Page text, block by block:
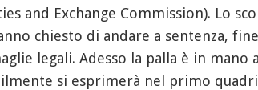
and Exchange Commission). Lo
chiesto di andare a sentenza,
legali. Adesso la palla è in mano
si esprimerà nel primo